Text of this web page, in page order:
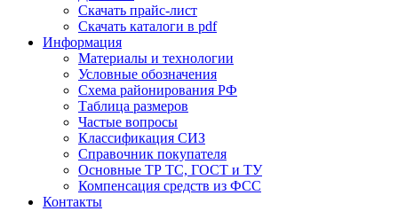
Скачать прайс-лист
Скачать каталоги в pdf
Информация
Материалы и технологии
Условные обозначения
Схема районирования РФ
Таблица размеров
Частые вопросы
Классификация СИЗ
Справочник покупателя
Основные ТР ТС, ГОСТ и ТУ
Компенсация средств из ФСС
Контакты